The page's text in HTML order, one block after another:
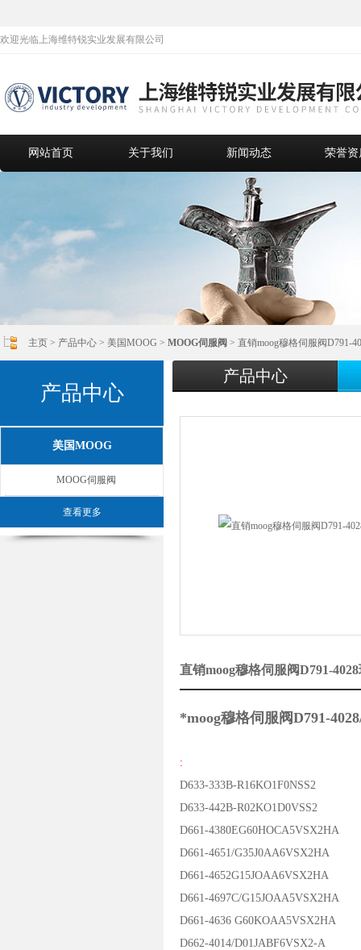
欢迎光临上海维特锐实业发展有限公司
网站首页 关于我们 新闻动态 荣誉资
主页 > 产品中心 > 美国MOOG > MOOG伺服阀 > 直销moog穆格伺服阀D791-
产品中心
美国MOOG
MOOG伺服阀
查看更多
产品中心
直销moog穆格伺服阀D791-
*moog穆格伺服阀D791-
:
D633-333B-R16KO1F0NSS2
D633-442B-R02KO1D0VSS2
D661-4380EG60HOCA5VSX2HA
D661-4651/G35J0AA6VSX2HA
D661-4652G15JOAA6VSX2HA
D661-4697C/G15JOAA5VSX2HA
D661-4636 G60KOAA5VSX2HA
D662-4014/D01JABF6VSX2-A